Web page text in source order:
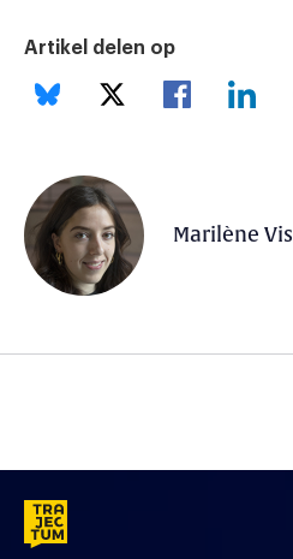
Artikel delen op
Marilène Vis